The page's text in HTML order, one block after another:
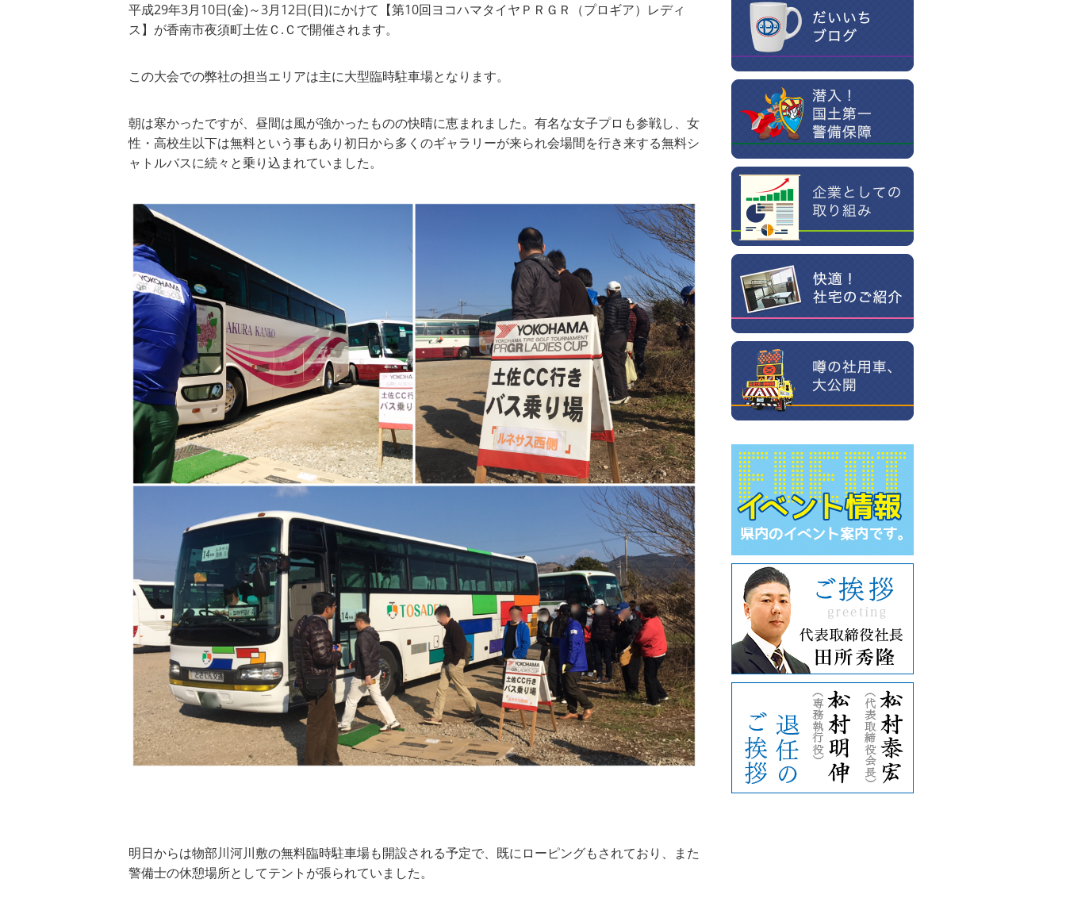
平成29年3月10日(金)～3月12日(日)にかけて【第10回ヨコハマタイヤＰＲＧＲ（プロギア）レディ
ス】が香南市夜須町土佐Ｃ.Ｃで開催されます。
この大会での弊社の担当エリアは主に大型臨時駐車場となります。
朝は寒かったですが、昼間は風が強かったものの快晴に恵まれました。有名な女子プロも参戦し、女
性・高校生以下は無料という事もあり初日から多くのギャラリーが来られ会場間を行き来する無料シ
ャトルバスに続々と乗り込まれていました。
明日からは物部川河川敷の無料臨時駐車場も開設される予定で、既にローピングもされており、また
警備士の休憩場所としてテントが張られていました。